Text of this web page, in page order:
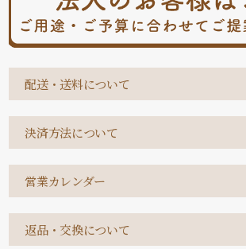
配送・送料について
決済方法について
営業カレンダー
返品・交換について